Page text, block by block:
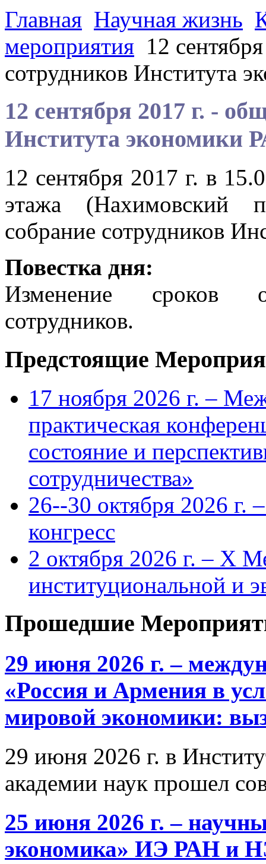
Главная Научная жизнь
мероприятия 12
сотрудников Института
12 сентября 2017 г. -
Института экономики
12 сентября 2017 г. в
этажа (Нахимовский
собрание сотрудников
Повестка дня:
Изменение сроков
сотрудников.
Предстоящие
17 ноября 2026 г. –
практическая
состояние и
сотрудничества»
26--30 октября 2026 г.
конгресс
2 октября 2026 г. – X
институциональной и
Прошедшие
29 июня 2026 г. –
«Россия и Армения в
мировой экономики:
29 июня 2026 г. в
академии наук прошел
25 июня 2026 г. –
экономика» ИЭ РАН и